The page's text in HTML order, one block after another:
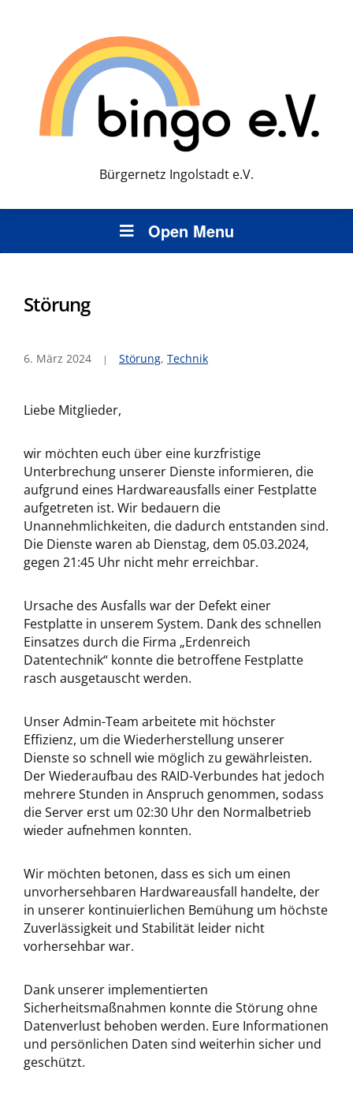
Bürgernetz Ingolstadt e.V.
Open Menu
Störung
6. März 2024 Störung, Technik
Liebe Mitglieder,
wir möchten euch über eine kurzfristige
Unterbrechung unserer Dienste informieren, die
aufgrund eines Hardwareausfalls einer Festplatte
aufgetreten ist. Wir bedauern die
Unannehmlichkeiten, die dadurch entstanden sind.
Die Dienste waren ab Dienstag, dem 05.03.2024,
gegen 21:45 Uhr nicht mehr erreichbar.
Ursache des Ausfalls war der Defekt einer
Festplatte in unserem System. Dank des schnellen
Einsatzes durch die Firma „Erdenreich
Datentechnik“ konnte die betroffene Festplatte
rasch ausgetauscht werden.
Unser Admin-Team arbeitete mit höchster
Effizienz, um die Wiederherstellung unserer
Dienste so schnell wie möglich zu gewährleisten.
Der Wiederaufbau des RAID-Verbundes hat jedoch
mehrere Stunden in Anspruch genommen, sodass
die Server erst um 02:30 Uhr den Normalbetrieb
wieder aufnehmen konnten.
Wir möchten betonen, dass es sich um einen
unvorhersehbaren Hardwareausfall handelte, der
in unserer kontinuierlichen Bemühung um höchste
Zuverlässigkeit und Stabilität leider nicht
vorhersehbar war.
Dank unserer implementierten
Sicherheitsmaßnahmen konnte die Störung ohne
Datenverlust behoben werden. Eure Informationen
und persönlichen Daten sind weiterhin sicher und
geschützt.